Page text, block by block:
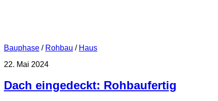
Bauphase / Rohbau / Haus
22. Mai 2024
Dach eingedeckt: Rohbaufertig